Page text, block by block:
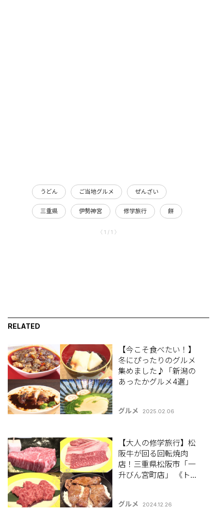
うどん ご当地グルメ ぜんざい
三重県 伊勢神宮 修学旅行 餅
〈 1 / 1 〉
RELATED
【今こそ食べたい！】
冬にぴったりのグルメ
集めました♪「新潟の
あったかグルメ4選」
グルメ 2025.02.06
【大人の修学旅行】松
阪牛が回る回転焼肉
店！三重県松阪市「一
升びん宮町店」 《トキ
グルメ 2024.12.26